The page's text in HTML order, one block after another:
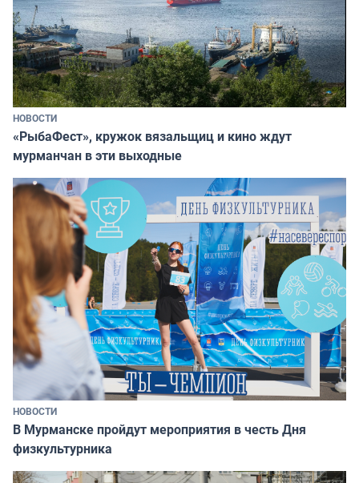
НОВОСТИ
«РыбаФест», кружок вязальщиц и кино ждут
мурманчан в эти выходные
НОВОСТИ
В Мурманске пройдут мероприятия в честь Дня
физкультурника